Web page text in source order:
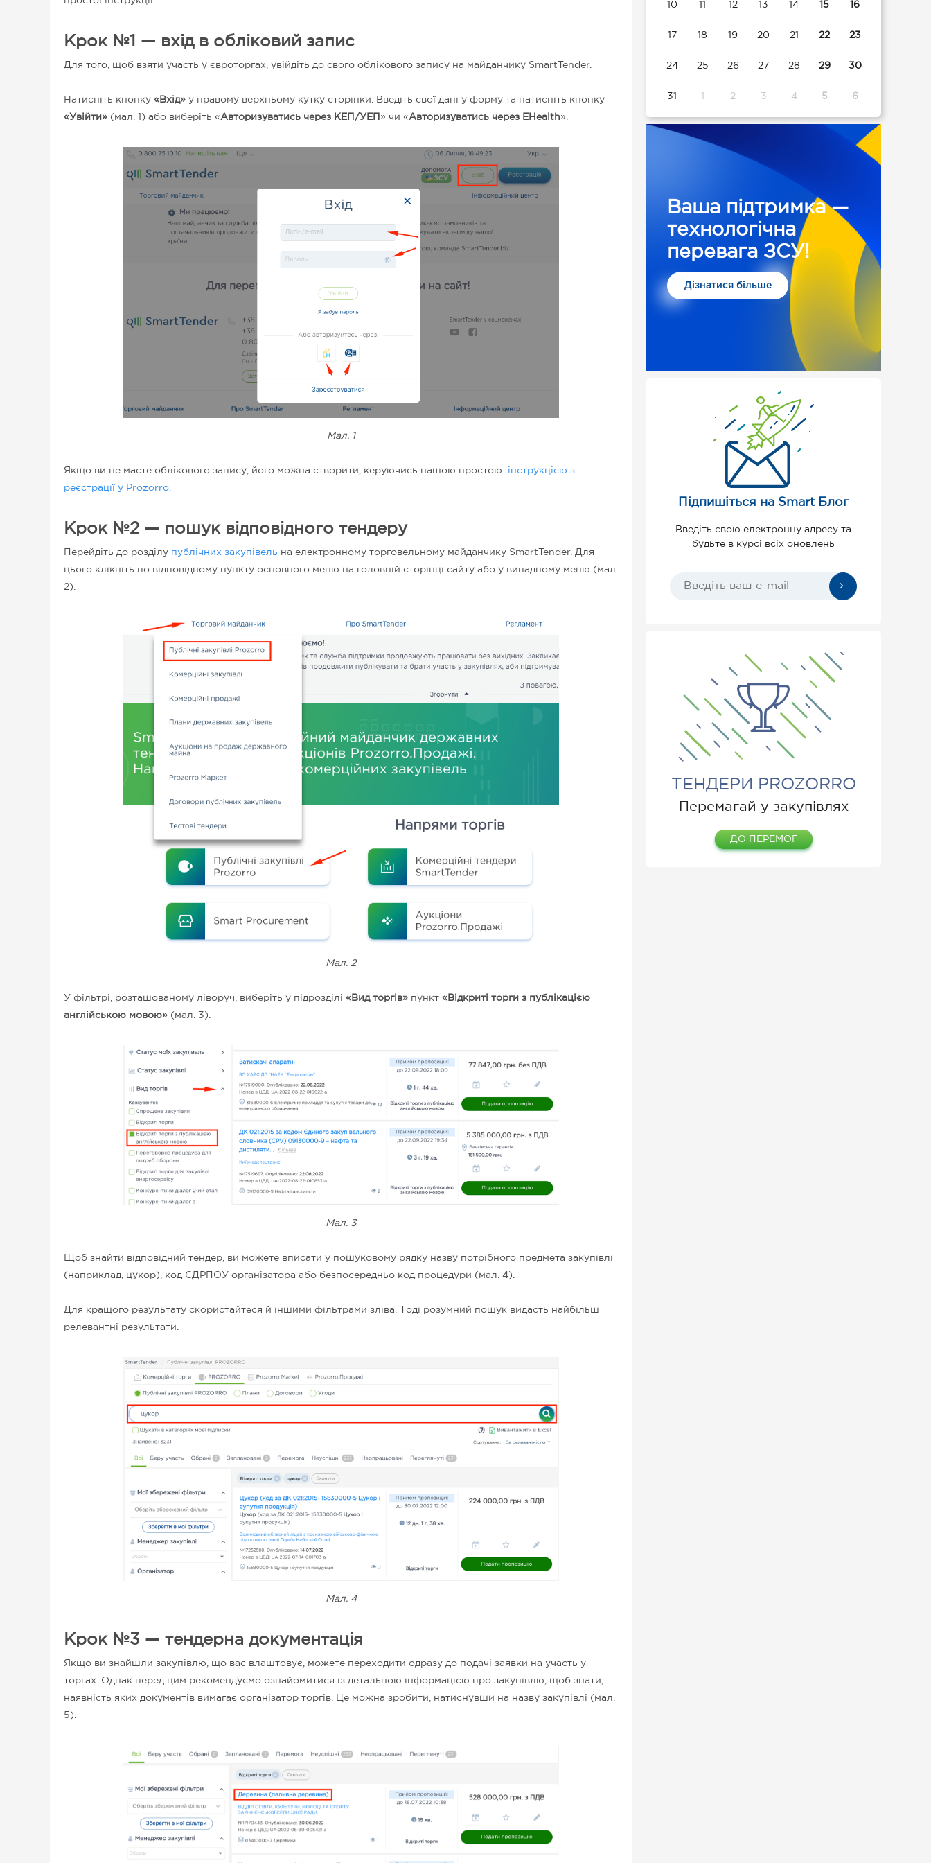
Крок №1 — вхід в обліковий запис
Для того, щоб взяти участь у євроторгах, увійдіть до свого облікового запису на майданчику SmartTender.
Натисніть кнопку «Вхід» у правому верхньому кутку сторінки. Введіть свої дані у форму та натисніть кнопку
«Увійти» (мал. 1) або виберіть «Авторизуватись через КЕП/УЕП » чи «Авторизуватись через EHealth».
Мал. 1
Якщо ви не маєте облікового запису, його можна створити, керуючись нашою простою інструкцією з
реєстрації у Prozorro.
Крок №2 — пошук відповідного тендеру
Перейдіть до розділу публічних закупівель на електронному торговельному майданчику SmartTender. Для
цього клікніть по відповідному пункту основного меню на головній сторінці сайту або у випадному меню (мал.
2).
Мал. 2
У фільтрі, розташованому ліворуч, виберіть у підрозділі «Вид торгів» пункт «Відкриті торги з публікацією
англійською мовою» (мал. 3).
Мал. 3
Щоб знайти відповідний тендер, ви можете вписати у пошуковому рядку назву потрібного предмета закупівлі
(наприклад, цукор), код ЄДРПОУ організатора або безпосередньо код процедури (мал. 4).
Для кращого результату скористайтеся й іншими фільтрами зліва. Тоді розумний пошук видасть найбільш
релевантні результати.
Мал. 4
Крок №3 — тендерна документація
Якщо ви знайшли закупівлю, що вас влаштовує, можете переходити одразу до подачі заявки на участь у
торгах. Однак перед цим рекомендуємо ознайомитися із детальною інформацією про закупівлю, щоб знати,
наявність яких документів вимагає організатор торгів. Це можна зробити, натиснувши на назву закупівлі (мал.
5).
10 11 12 13 14 15 16
17 18 19 20 21 22 23
24 25 26 27 28 29 30
31 1 2 3 4 5 6
Ваша підтримка —
технологічна
перевага ЗСУ!
Дізнатися більше
Підпишіться на Smart Блог
Введіть свою електронну адресу та
будьте в курсі всіх оновлень
ТЕНДЕРИ PROZORRO
Перемагай у закупівлях
ДО ПЕРЕМОГ